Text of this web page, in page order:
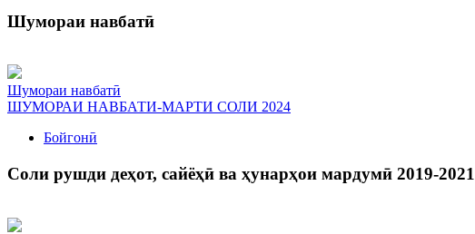
Шумораи навбатӣ
Шумораи навбатӣ
ШУМОРАИ НАВБАТИ-МАРТИ СОЛИ 2024
Бойгонӣ
Соли рушди деҳот, сайёҳӣ ва ҳунарҳои мардумӣ 2019-2021